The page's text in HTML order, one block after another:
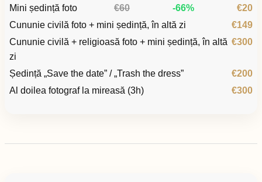
Mini ședință foto €60 -66%
€20
Cununie civilă foto + mini ședință, în altă zi
€149
Cununie civilă + religioasă foto + mini ședință, în altă
zi
€300
Ședință „Save the date” / „Trash the dress”
€200
Al doilea fotograf la mireasă (3h)
€300